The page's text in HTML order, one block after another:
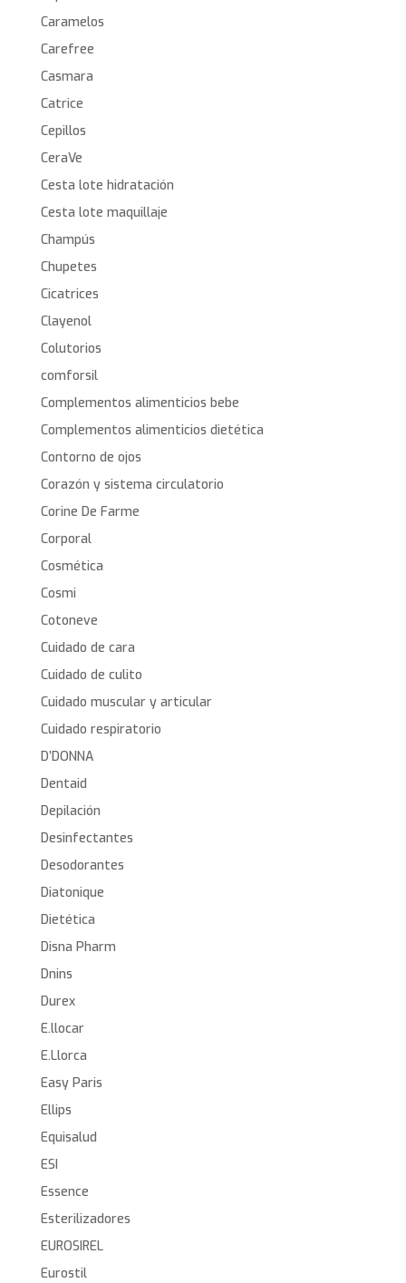
Caramelos
Carefree
Casmara
Catrice
Cepillos
CeraVe
Cesta lote hidratación
Cesta lote maquillaje
Champús
Chupetes
Cicatrices
Clayenol
Colutorios
comforsil
Complementos alimenticios bebe
Complementos alimenticios dietética
Contorno de ojos
Corazón y sistema circulatorio
Corine De Farme
Corporal
Cosmética
Cosmi
Cotoneve
Cuidado de cara
Cuidado de culito
Cuidado muscular y articular
Cuidado respiratorio
D’DONNA
Dentaid
Depilación
Desinfectantes
Desodorantes
Diatonique
Dietética
Disna Pharm
Dnins
Durex
E.llocar
E.Llorca
Easy Paris
Ellips
Equisalud
ESI
Essence
Esterilizadores
EUROSIREL
Eurostil